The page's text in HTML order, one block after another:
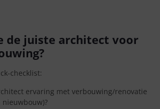
de juiste architect voor
checklist:
ervaring met verbouwing/renovatie